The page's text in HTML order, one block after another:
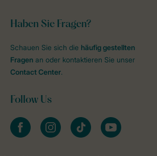
Haben Sie Fragen?
Schauen Sie sich die häufig gestellten
Fragen an oder kontaktieren Sie unser
Contact Center.
Follow Us
facebookinstagramtiktok youtube